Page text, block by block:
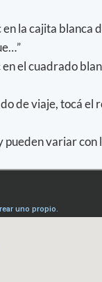
la cajita blanca
el cuadrado
de viaje, tocá el
pueden variar con